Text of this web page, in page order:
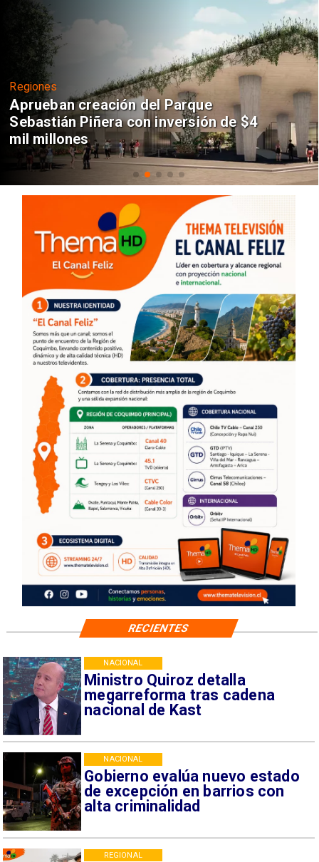
Regiones
Aprueban creación del Parque
Sebastián Piñera con inversión de $4
mil millones
Ministro Quiroz detalla
megarreforma tras cadena
nacional de Kast
NACIONAL
Gobierno evalúa nuevo estado
de excepción en barrios con
alta criminalidad
NACIONAL
REGIONAL
RECIENTES